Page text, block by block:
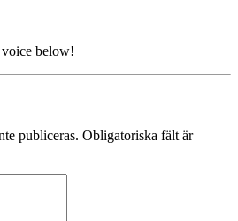
below!
publiceras. Obligatoriska fält är